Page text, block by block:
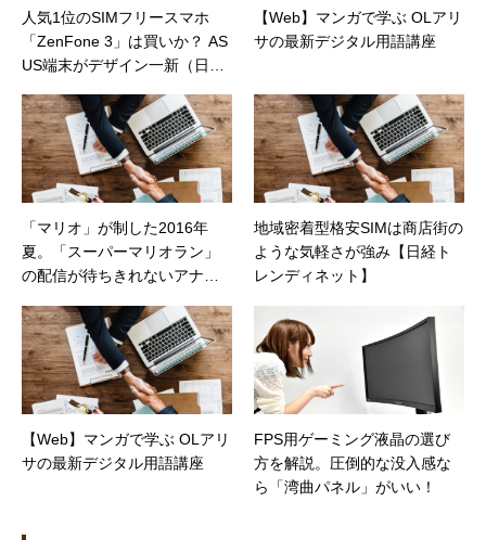
人気1位のSIMフリースマホ
「ZenFone 3」は買いか？ AS
US端末がデザイン一新（日経
【Web】マンガで学ぶ OLアリ
サの最新デジタル用語講座
「マリオ」が制した2016年
夏。「スーパーマリオラン」
の配信が待ちきれないアナタ
ジン）
地域密着型格安SIMは商店街の
ような気軽さが強み【日経ト
レンディネット】
【Web】マンガで学ぶ OLアリ
サの最新デジタル用語講座
FPS用ゲーミング液晶の選び
方を解説。圧倒的な没入感な
ら「湾曲パネル」がいい！